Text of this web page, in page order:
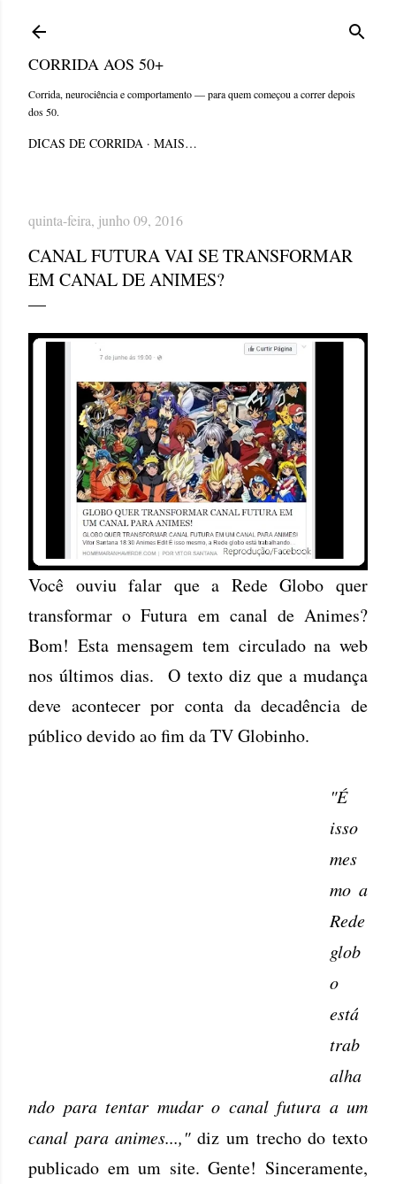
CORRIDA AOS 50+
Corrida, neurociência e comportamento — para quem começou a correr depois
dos 50.
DICAS DE CORRIDA MAIS…
quinta-feira, junho 09, 2016
CANAL FUTURA VAI SE TRANSFORMAR
EM CANAL DE ANIMES?
Você ouviu falar que a Rede Globo quer
transformar o Futura em canal de Animes?
Bom! Esta mensagem tem circulado na web
nos últimos dias. O texto diz que a mudança
deve acontecer por conta da decadência de
público devido ao fim da TV Globinho.
"É
isso
mes
mo a
Rede
glob
o
está
trab
alha
ndo para tentar mudar o canal futura a um
canal para animes...,"diz um trecho do texto
publicado em um site. Gente! Sinceramente,